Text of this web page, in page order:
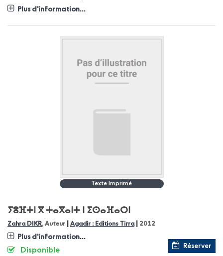
Plus d'information...
Texte Imprimé
ⵢⵓⴼⵜⵏ ⴳ ⵜⴰⴳⴰⵏⵜ ⵏ ⵉⵙⴰⴼⴰⵔⵏ
Zahra DIKR, Auteur Agadir : Editions Tirra| 2012
Plus d'information...
Réserver
Disponible